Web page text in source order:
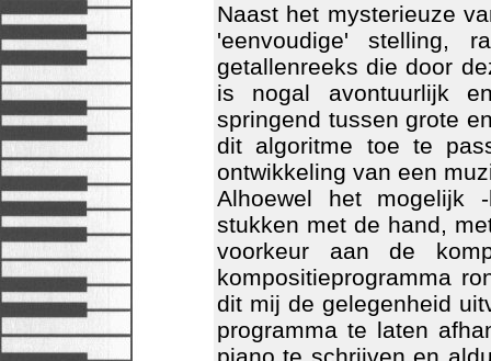
Naast het mysterieuze
'eenvoudige' stelling,
getallenreeks die door
is nogal avontuurlijk
springend tussen grote
dit algoritme toe te
ontwikkeling van een
Alhoewel het mogelijk
stukken met de hand,
voorkeur aan de
kompositieprogramma
dit mij de gelegenheid
programma te laten